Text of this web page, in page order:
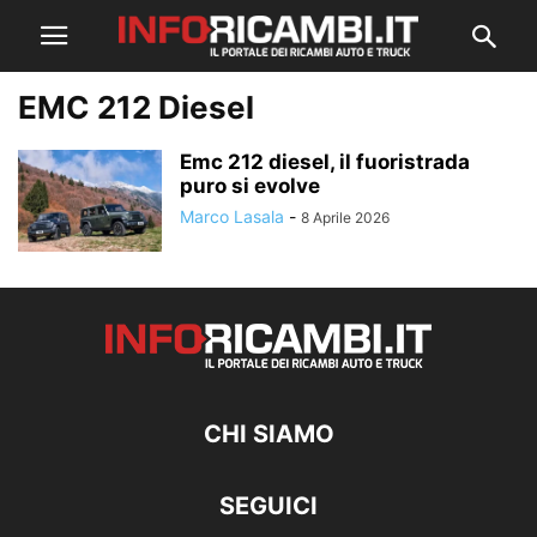
EMC 212 Diesel
Emc 212 diesel, il fuoristrada
puro si evolve
Marco Lasala - 8 Aprile 2026
CHI SIAMO
SEGUICI